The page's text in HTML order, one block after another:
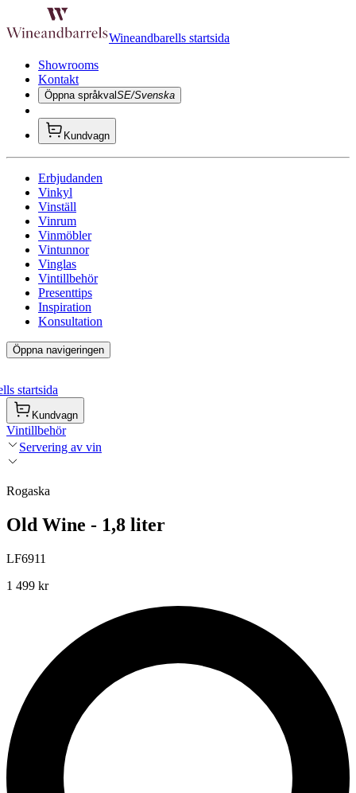
Wineandbarells startsida
Showrooms
Kontakt
Öppna språkvalSE/Svenska
Kundvagn
Erbjudanden
Vinkyl
Vinställ
Vinrum
Vinmöbler
Vintunnor
Vinglas
Vintillbehör
Presenttips
Inspiration
Konsultation
Öppna navigeringen
startsida
Kundvagn
Vintillbehör
Servering av vin
Rogaska
Old Wine - 1,8 liter
LF6911
1 499 kr